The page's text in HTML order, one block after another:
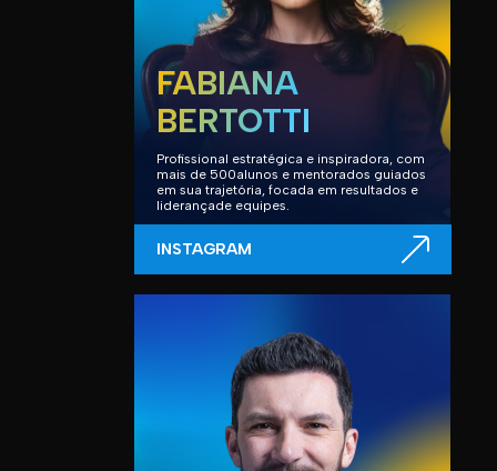
FABIANA
BERTOTTI
Profissional estratégica e inspiradora, com
mais de 500alunos e mentorados guiados
em sua trajetória, focada em resultados e
liderançade equipes.
INSTAGRAM